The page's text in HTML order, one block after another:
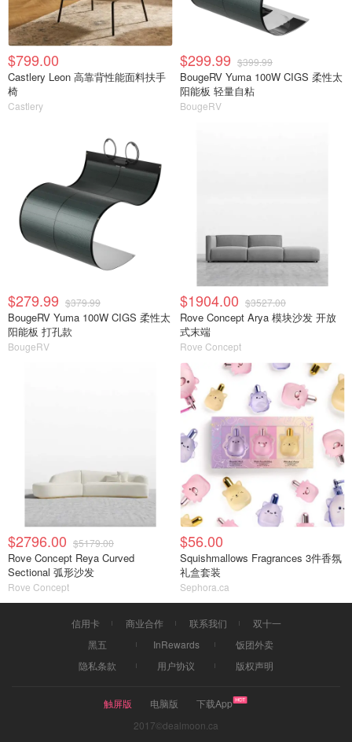
$799.00
Castlery Leon 高靠背性能面料扶手
椅
Castlery
$299.99 $399.99
BougeRV Yuma 100W CIGS 柔性太
阳能板 轻量自粘
BougeRV
$279.99 $379.99
BougeRV Yuma 100W CIGS 柔性太
阳能板 打孔款
BougeRV
$1904.00 $3527.00
Rove Concept Arya 模块沙发 开放
式末端
Rove Concept
$2796.00 $5179.00
Rove Concept Reya Curved
Sectional 弧形沙发
Rove Concept
$56.00
Squishmallows Fragrances 3件香氛
礼盒套装
Sephora.ca
信用卡 商业合作 联系我们
双十一
黑五
InRewards
饭团外卖
隐私条款
用户协议 版权声明
触屏版 电脑版
下载App
2017©dealmoon.ca